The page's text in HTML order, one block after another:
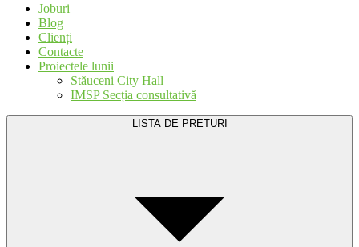
Joburi
Blog
Clienți
Contacte
Proiectele lunii
Stăuceni City Hall
IMSP Secția consultativă
LISTA DE PRETURI